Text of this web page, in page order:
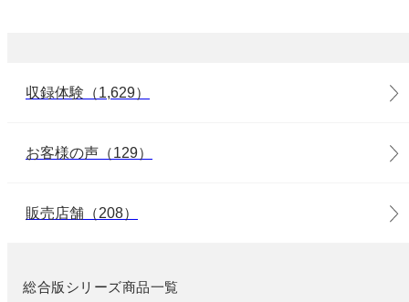
収録体験（1,629）
お客様の声（129）
販売店舗（208）
総合版シリーズ商品一覧